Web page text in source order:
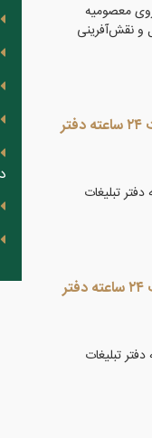
معصومیه
و نقش‌آفرینی
گزارش تصویری ۵ /میزبانی کریمانه در سایه خورشید قم؛ حماسه خدمت ۲۴ ساعته دفتر
در سایه خورشید قم؛ حماسه خدمت ۲۴ ساعته دفتر تبلیغات
گزارش تصویری ۴ /میزبانی کریمانه در سایه خورشید قم؛ حماسه خدمت ۲۴ ساعته دفتر
در سایه خورشید قم؛ حماسه خدمت ۲۴ ساعته دفتر تبلیغات